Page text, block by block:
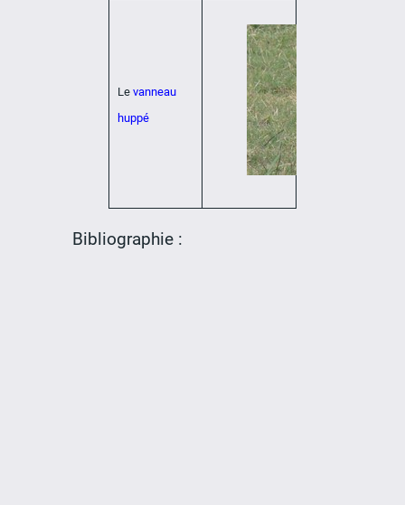
Levanneau
huppé
Bibliographie :